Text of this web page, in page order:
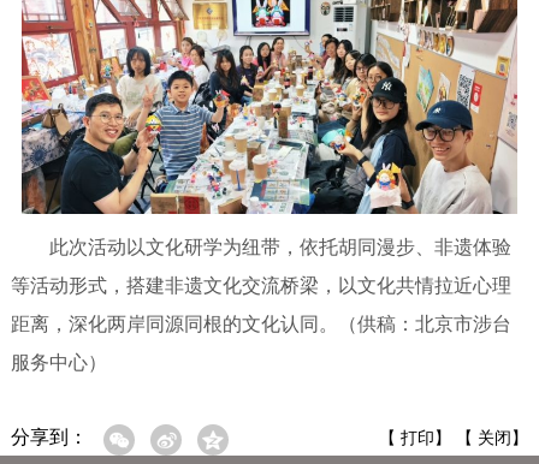
此次活动以文化研学为纽带，依托胡同漫步、非遗体验
等活动形式，搭建非遗文化交流桥梁，以文化共情拉近心理
距离，深化两岸同源同根的文化认同。（供稿：北京市涉台
服务中心）
分享到： 【打印 】 【 关闭 】